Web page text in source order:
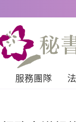
服務團隊